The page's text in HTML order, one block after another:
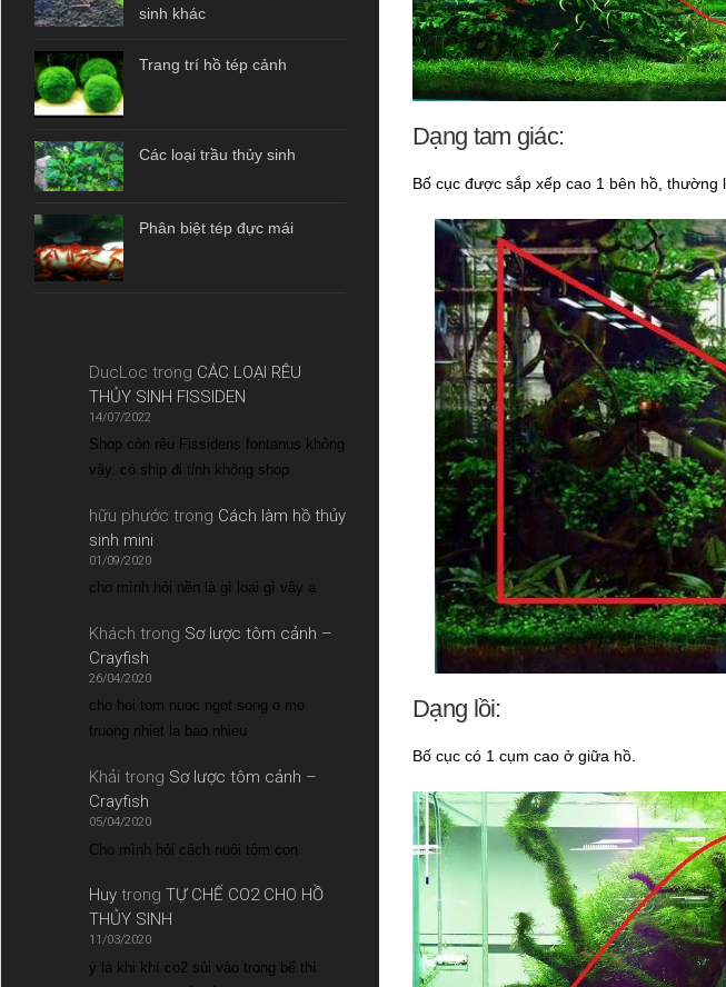
Dạng tam giác:
Bố cục được sắp xếp cao 1 bên hồ, thường
Dạng lồi:
Bố cục có 1 cụm cao ở giữa hồ.
sinh khác
Trang trí hồ tép cảnh
Các loại trầu thủy sinh
Phân biệt tép đực mái
DucLoc trong CÁC LOẠI RÊU
THỦY SINH FISSIDEN
14/07/2022
Shop còn rêu Fissidens fontanus không
vậy. có ship đi tỉnh không shop
hữu phước trong Cách làm hồ thủy
sinh mini
01/09/2020
cho mình hỏi nền là gì loại gì vậy ạ
Khách trong Sơ lược tôm cảnh –
Crayfish
26/04/2020
cho hoi tom nuoc ngot song o mo
truong nhiet la bao nhieu
Khải trong Sơ lược tôm cảnh –
Crayfish
05/04/2020
Cho mình hỏi cách nuôi tôm con
Huytrong TỰ CHẾ CO2 CHO HỒ
THỦY SINH
11/03/2020
ý là khi khí co2 sủi vào trong bể thì